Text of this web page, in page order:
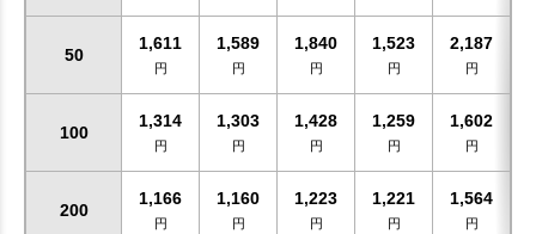
50
1,611
円
1,589
円
1,840
円
1,523
円
2,187
円
100
1,314
円
1,303
円
1,428
円
1,259
円
1,602
円
200
1,166
円
1,160
円
1,223
円
1,221
円
1,564
円